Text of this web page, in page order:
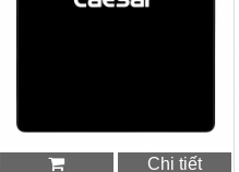
Chi tiết